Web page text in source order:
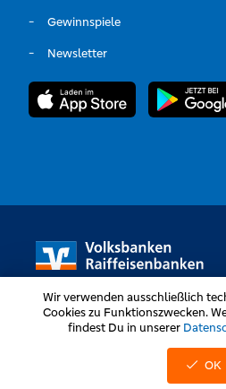
Gewinnspiele
Newsletter
Volksbanken Raiffeisenbanken ©
Wir verwenden ausschließlich
Cookies zu Funktionszwecken.
findest Du in unserer
OK